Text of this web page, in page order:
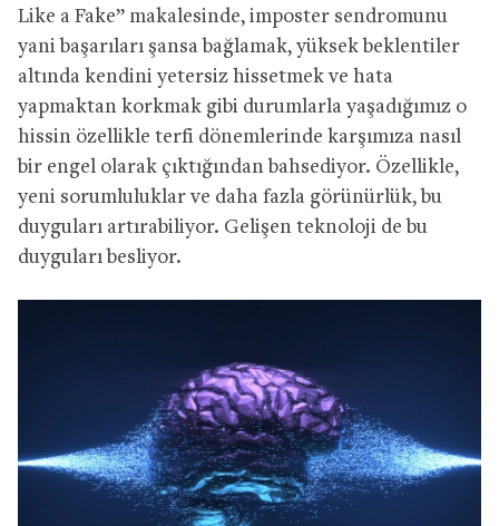
Like a Fake” makalesinde, imposter sendromunu
yani başarıları şansa bağlamak, yüksek beklentiler
altında kendini yetersiz hissetmek ve hata
yapmaktan korkmak gibi durumlarla yaşadığımız o
hissin özellikle terfi dönemlerinde karşımıza nasıl
bir engel olarak çıktığından bahsediyor. Özellikle,
yeni sorumluluklar ve daha fazla görünürlük, bu
duyguları artırabiliyor. Gelişen teknoloji de bu
duyguları besliyor.